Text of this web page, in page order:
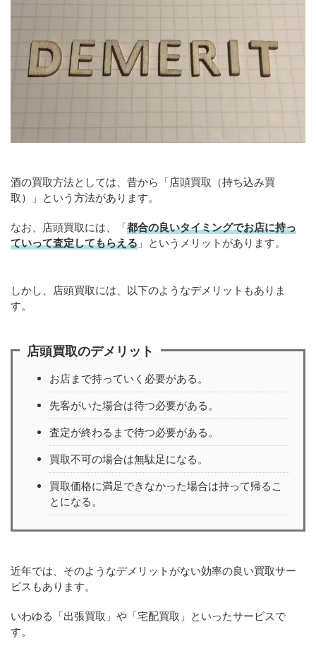
酒の買取方法としては、昔から「店頭買取（持ち込み買
取）」という方法があります。
なお、店頭買取には、「都合の良いタイミングでお店に持っ
ていって査定してもらえる 」というメリットがあります。
しかし、店頭買取には、以下のようなデメリットもありま
す。
店頭買取のデメリット
お店まで持っていく必要がある。
先客がいた場合は待つ必要がある。
査定が終わるまで待つ必要がある。
買取不可の場合は無駄足になる。
買取価格に満足できなかった場合は持って帰るこ
とになる。
近年では、そのようなデメリットがない効率の良い買取サー
ビスもあります。
いわゆる「出張買取」や「宅配買取」といったサービスで
す。